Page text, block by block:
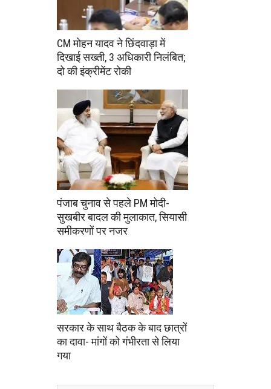
CM मोहन यादव ने छिंदवाड़ा में
दिखाई सख्ती, 3 अधिकारी निलंबित;
दो की इंक्रीमेंट रोकी
पंजाब चुनाव से पहले PM मोदी-
सुखबीर बादल की मुलाकात, सियासी
समीकरणों पर नजर
सरकार के साथ बैठक के बाद छात्रों
का दावा- मांगों को गंभीरता से लिया
गया